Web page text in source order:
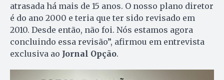
atrasada há mais de 15 anos. O nosso plano diretor
é do ano 2000 e teria que ter sido revisado em
2010. Desde então, não foi. Nós estamos agora
concluindo essa revisão”, afirmou em entrevista
exclusiva ao Jornal Opção.